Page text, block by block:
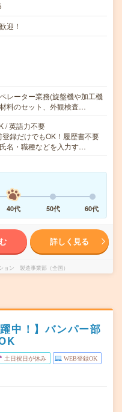
迎！
レーター業務(旋盤機や加工機
料のセット、外観検査…
/ 英語力不要
録だけでもOK！履歴書不要
名・職種などを入力す…
40代 50代 60代
詳しく見る
ョン 製造事業部（全国）
中！】バンパー部
土日祝日が休み WEB登録OK